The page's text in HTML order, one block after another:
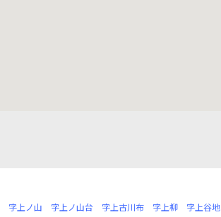
字上ノ山 字上ノ山台 字上古川布 字上柳 字上谷地